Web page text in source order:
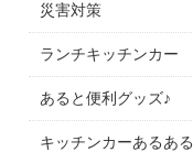
災害対策
ランチキッチンカー
あると便利グッズ♪
キッチンカーあるある